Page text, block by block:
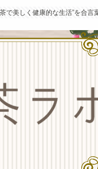
で美しく健康的な生活”を合